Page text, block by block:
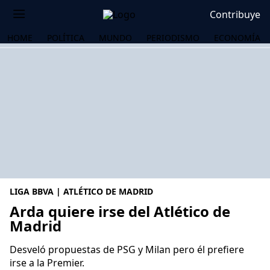
Contribuye
HOME POLÍTICA MUNDO PERIODISMO ECONOMÍA
LIGA BBVA | ATLÉTICO DE MADRID
Arda quiere irse del Atlético de
Madrid
Desveló propuestas de PSG y Milan pero él prefiere
irse a la Premier.